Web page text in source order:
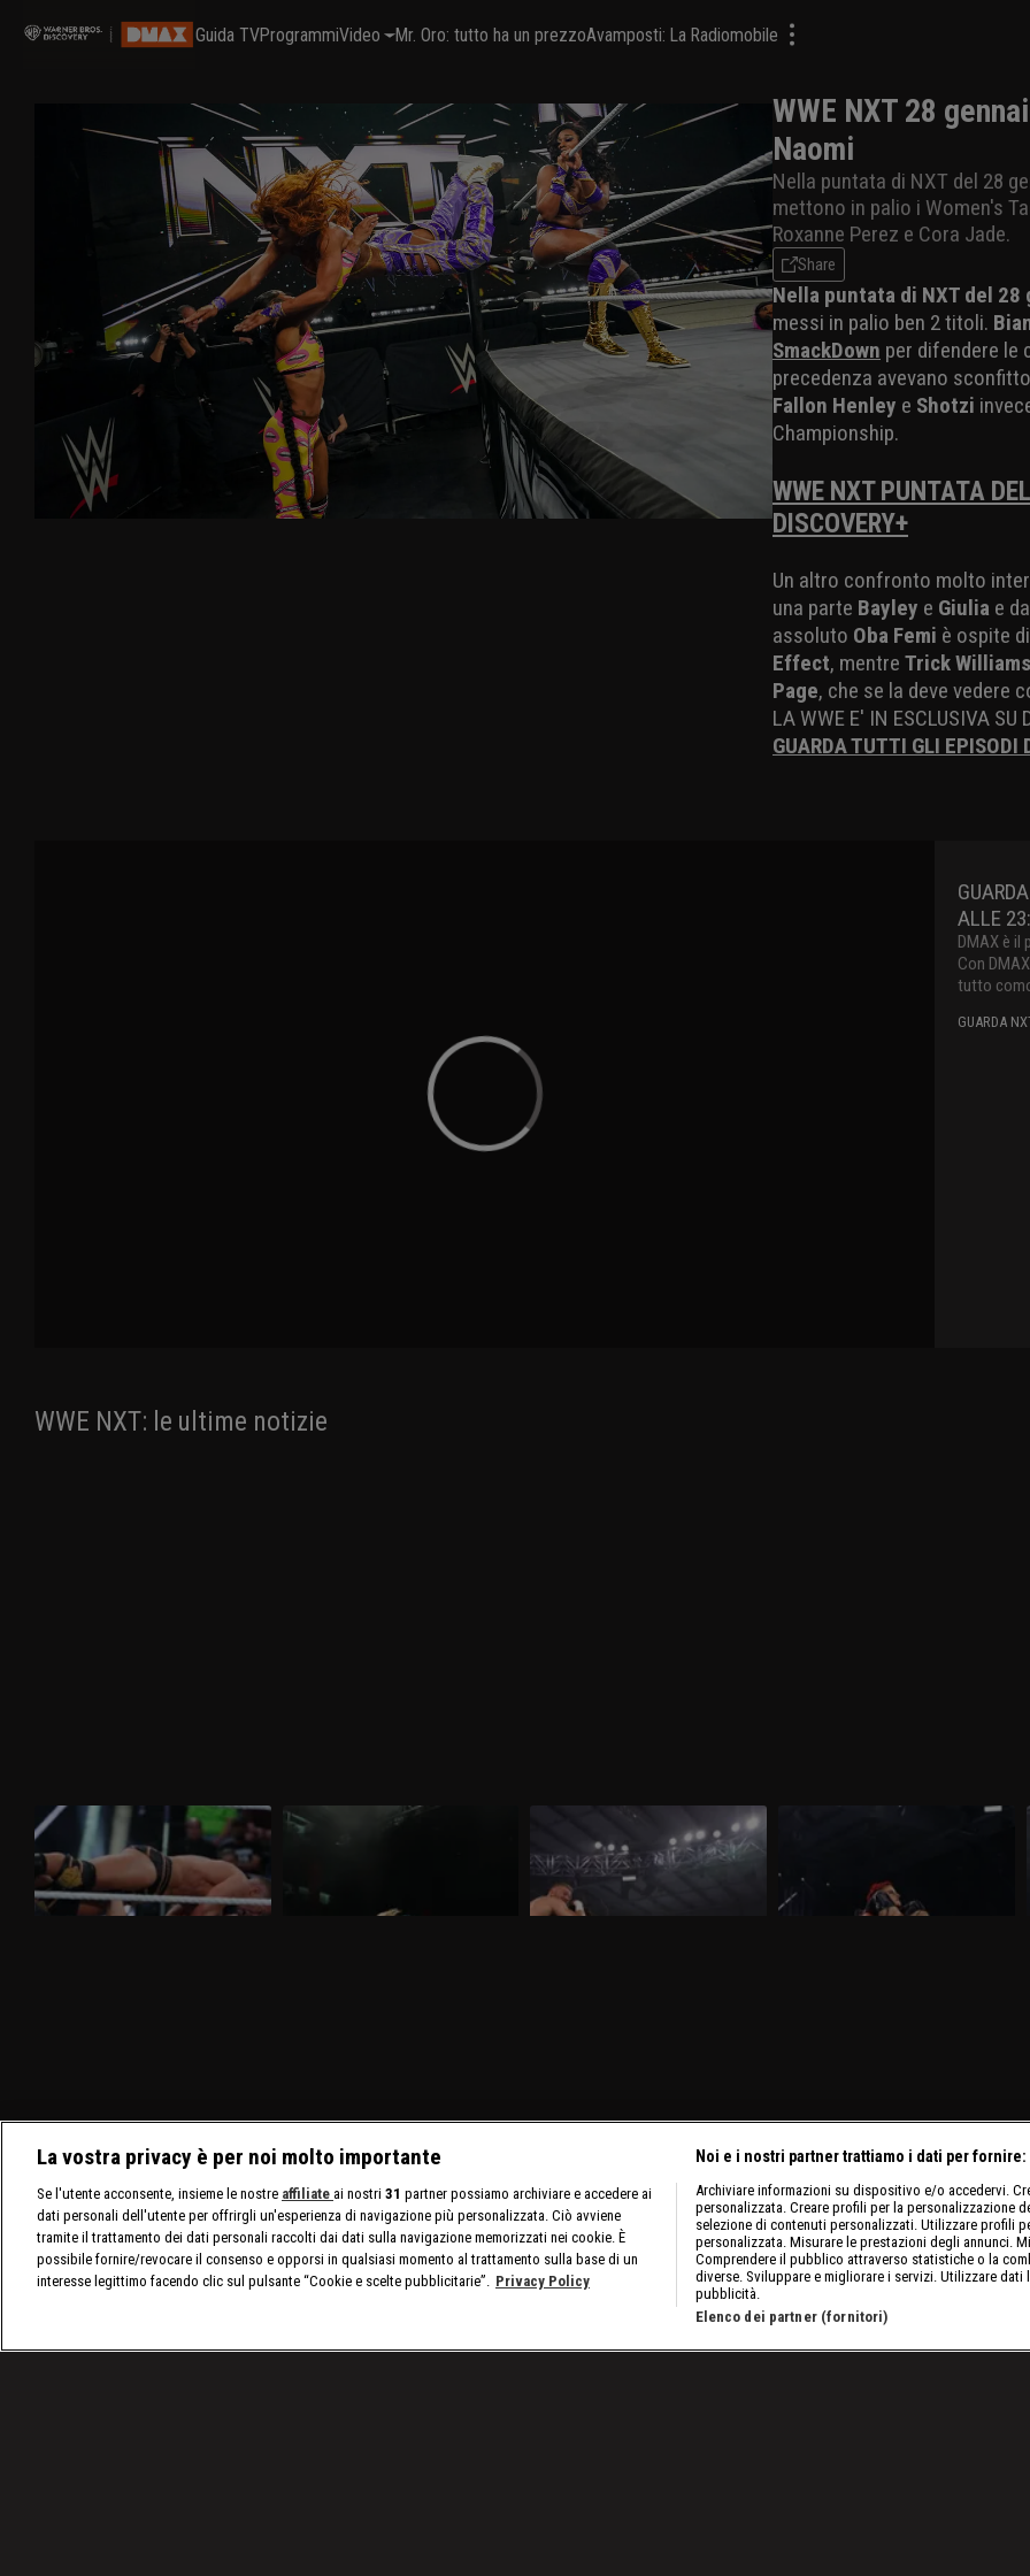
Guida TVProgrammiVideo Mr. Oro: tutto ha un prezzoAvamposti: La Radiomobile
WWE NXT 28
Naomi
Nella puntata di NXT del 28
mettono in palio i Women's
Roxanne Perez e Cora Jade.
Share
Nella puntata di NXT del
messi in palio ben 2 titoli.
SmackDown per difendere le
precedenza avevano
Fallon Henley e Shotzi
Championship.
WWE NXT PUNTATA
DISCOVERY+
Un altro confronto molto
una parte Bayley e Giulia e
assoluto Oba Femi è ospite di
Effect, mentre Trick Williams
Page, che se la deve vedere
LA WWE E' IN ESCLUSIVA SU
GUARDA TUTTI GLI EPISODI
ALLE
DMAX è il
Con
tutto
GUARDA
WWE NXT: le ultime notizie
WWE NXT 24 marzo 2026: Saints e
D'Angelo a confronto
Nella puntata di NXT del 24 marzo,visibile
su discovery+, si affrontano Ricky Saints
e Tony D'Angelo. Gauntlet Match per
stabilire il prossimo avversario di Myles
WWE NXT 17 marzo 2026: tutti i
titoli femminili in palio
Jacy Jayne, Sol Ruca e Zaria per il titolo
assoluto. Tatum Paxley e Izzi Dame si
WWE NXT 10 marzo 2026: i primi
sfidanti per lo Speed
Nella puntata di NXT del 10 marzo,
visibile su discovery+, sono in
programma due N.1 Contender's Match,
per lo Speed Championship maschile e
su discovery+, Zaria sfida Jacy Jayne per
il titolo femminile.
La vostra privacy è per noi molto importante
Se l'utente acconsente, insieme le nostre affiliate ai nostri 31 partner possiamo archiviare e accedere ai
dati personali dell'utente per offrirgli un'esperienza di navigazione più personalizzata. Ciò avviene
tramite il trattamento dei dati personali raccolti dai dati sulla navigazione memorizzati nei cookie. È
possibile fornire/revocare il consenso e opporsi in qualsiasi momento al trattamento sulla base di un
interesse legittimo facendo clic sul pulsante “Cookie e scelte pubblicitarie”. Privacy Policy
Noi e i nostri partner trattiamo i dati per fornire:
Archiviare informazioni su dispositivo e/o accedervi.
personalizzata. Creare profili per la personalizzazione
selezione di contenuti personalizzati. Utilizzare profili
personalizzata. Misurare le prestazioni degli annunci.
Comprendere il pubblico attraverso statistiche o la
diverse. Sviluppare e migliorare i servizi. Utilizzare dati
pubblicità.
Elenco dei partner (fornitori)